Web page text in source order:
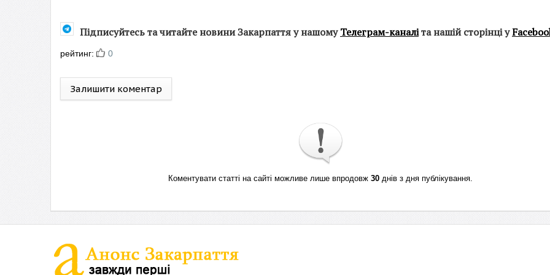
Підписуйтесь та читайте новини Закарпаття у нашомуТелеграм-каналіта нашій сторінці у
рейтинг: 0
Залишити коментар
Коментувати статті на сайті можливе лише впродовж 30 днів з дня публікування.